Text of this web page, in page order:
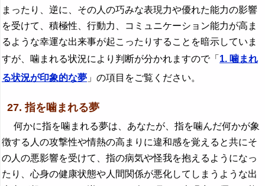
まったり、逆に、その人の巧みな表現力や優れた能力の影響
を受けて、積極性、行動力、コミュニケーション能力が高ま
るような幸運な出来事が起こったりすることを暗示していま
すが、噛まれる状況により判断が分かれますので「 1. 噛まれ
る状況が印象的な夢 」の項目をご覧ください。
27. 指を噛まれる夢
何かに指を噛まれる夢は、あなたが、指を噛んだ何かが象
徴する人の攻撃性や情熱の高まりに違和感を覚えると共にそ
の人の悪影響を受けて、指の病気や怪我を抱えるようになっ
たり、心身の健康状態や人間関係が悪化してしまうような出